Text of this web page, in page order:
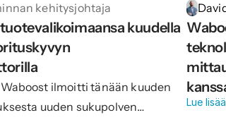
kehitysjohtaja
kuudella
ilmoitti tänään kuuden
uuden sukupolven
tuotesarjassaan: Fauna 50 ja
Lue lisää